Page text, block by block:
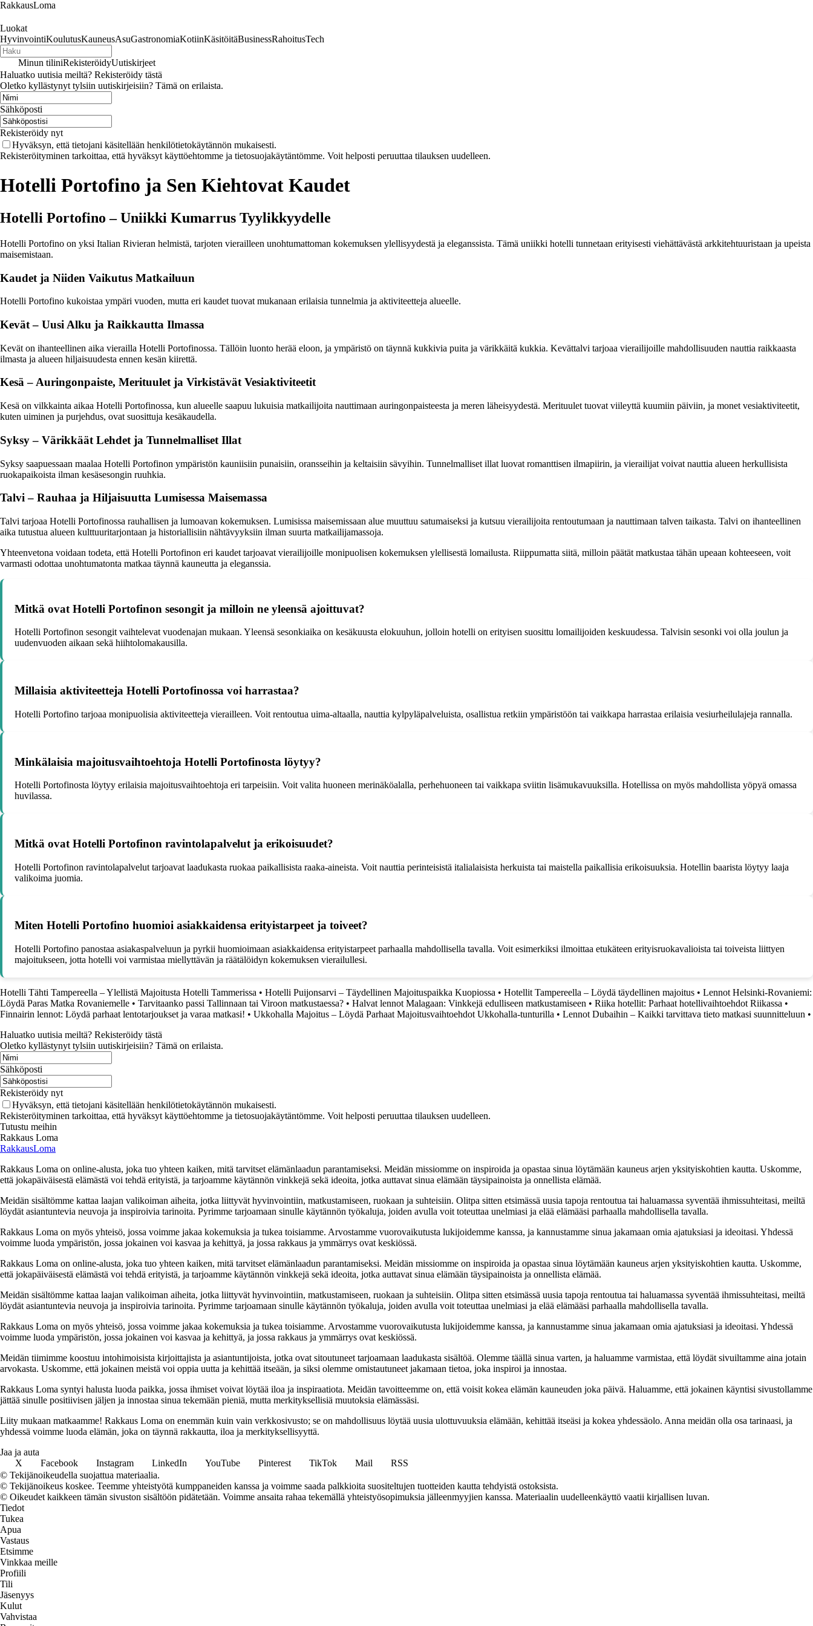
RakkausLoma
Luokat
HyvinvointiKoulutusKauneusAsuGastronomiaKotiinKäsitöitäBusinessRahoitusTech
Minun tiliniRekisteröidyUutiskirjeet
Haluatko uutisia meiltä? Rekisteröidy tästä
Oletko kyllästynyt tylsiin uutiskirjeisiin? Tämä on erilaista.
Sähköposti
Rekisteröidy nyt
Hyväksyn, että tietojani käsitellään henkilötietokäytännön mukaisesti.
Rekisteröityminen tarkoittaa, että hyväksyt käyttöehtomme ja tietosuojakäytäntömme. Voit helposti peruuttaa tilauksen uudelleen.
Hotelli Portofino ja Sen Kiehtovat Kaudet
Hotelli Portofino – Uniikki Kumarrus Tyylikkyydelle
Hotelli Portofino on yksi Italian Rivieran helmistä, tarjoten vierailleen unohtumattoman kokemuksen ylellisyydestä ja eleganssista. Tämä uniikki hotelli tunnetaan erityisesti viehättävästä arkkitehtuuristaan ja upeista
maisemistaan.
Kaudet ja Niiden Vaikutus Matkailuun
Hotelli Portofino kukoistaa ympäri vuoden, mutta eri kaudet tuovat mukanaan erilaisia tunnelmia ja aktiviteetteja alueelle.
Kevät – Uusi Alku ja Raikkautta Ilmassa
Kevät on ihanteellinen aika vierailla Hotelli Portofinossa. Tällöin luonto herää eloon, ja ympäristö on täynnä kukkivia puita ja värikkäitä kukkia. Kevättalvi tarjoaa vierailijoille mahdollisuuden nauttia raikkaasta
ilmasta ja alueen hiljaisuudesta ennen kesän kiirettä.
Kesä – Auringonpaiste, Merituulet ja Virkistävät Vesiaktiviteetit
Kesä on vilkkainta aikaa Hotelli Portofinossa, kun alueelle saapuu lukuisia matkailijoita nauttimaan auringonpaisteesta ja meren läheisyydestä. Merituulet tuovat viileyttä kuumiin päiviin, ja monet vesiaktiviteetit,
kuten uiminen ja purjehdus, ovat suosittuja kesäkaudella.
Syksy – Värikkäät Lehdet ja Tunnelmalliset Illat
Syksy saapuessaan maalaa Hotelli Portofinon ympäristön kauniisiin punaisiin, oransseihin ja keltaisiin sävyihin. Tunnelmalliset illat luovat romanttisen ilmapiirin, ja vierailijat voivat nauttia alueen herkullisista
ruokapaikoista ilman kesäsesongin ruuhkia.
Talvi – Rauhaa ja Hiljaisuutta Lumisessa Maisemassa
Talvi tarjoaa Hotelli Portofinossa rauhallisen ja lumoavan kokemuksen. Lumisissa maisemissaan alue muuttuu satumaiseksi ja kutsuu vierailijoita rentoutumaan ja nauttimaan talven taikasta. Talvi on ihanteellinen
aika tutustua alueen kulttuuritarjontaan ja historiallisiin nähtävyyksiin ilman suurta matkailijamassoja.
Yhteenvetona voidaan todeta, että Hotelli Portofinon eri kaudet tarjoavat vierailijoille monipuolisen kokemuksen ylellisestä lomailusta. Riippumatta siitä, milloin päätät matkustaa tähän upeaan kohteeseen, voit
varmasti odottaa unohtumatonta matkaa täynnä kauneutta ja eleganssia.
Mitkä ovat Hotelli Portofinon sesongit ja milloin ne yleensä ajoittuvat?
Hotelli Portofinon sesongit vaihtelevat vuodenajan mukaan. Yleensä sesonkiaika on kesäkuusta elokuuhun, jolloin hotelli on erityisen suosittu lomailijoiden keskuudessa. Talvisin sesonki voi olla joulun ja
uudenvuoden aikaan sekä hiihtolomakausilla.
Millaisia aktiviteetteja Hotelli Portofinossa voi harrastaa?
Hotelli Portofino tarjoaa monipuolisia aktiviteetteja vierailleen. Voit rentoutua uima-altaalla, nauttia kylpyläpalveluista, osallistua retkiin ympäristöön tai vaikkapa harrastaa erilaisia vesiurheilulajeja rannalla.
Minkälaisia majoitusvaihtoehtoja Hotelli Portofinosta löytyy?
Hotelli Portofinosta löytyy erilaisia majoitusvaihtoehtoja eri tarpeisiin. Voit valita huoneen merinäköalalla, perhehuoneen tai vaikkapa sviitin lisämukavuuksilla. Hotellissa on myös mahdollista yöpyä omassa
huvilassa.
Mitkä ovat Hotelli Portofinon ravintolapalvelut ja erikoisuudet?
Hotelli Portofinon ravintolapalvelut tarjoavat laadukasta ruokaa paikallisista raaka-aineista. Voit nauttia perinteisistä italialaisista herkuista tai maistella paikallisia erikoisuuksia. Hotellin baarista löytyy laaja
valikoima juomia.
Miten Hotelli Portofino huomioi asiakkaidensa erityistarpeet ja toiveet?
Hotelli Portofino panostaa asiakaspalveluun ja pyrkii huomioimaan asiakkaidensa erityistarpeet parhaalla mahdollisella tavalla. Voit esimerkiksi ilmoittaa etukäteen erityisruokavalioista tai toiveista liittyen
majoitukseen, jotta hotelli voi varmistaa miellyttävän ja räätälöidyn kokemuksen vierailullesi.
Hotelli Tähti Tampereella – Ylellistä Majoitusta Hotelli Tammerissa • Hotelli Puijonsarvi – Täydellinen Majoituspaikka Kuopiossa • Hotellit Tampereella – Löydä täydellinen majoitus • Lennot Helsinki-Rovaniemi:
Löydä Paras Matka Rovaniemelle • Tarvitaanko passi Tallinnaan tai Viroon matkustaessa? • Halvat lennot Malagaan: Vinkkejä edulliseen matkustamiseen • Riika hotellit: Parhaat hotellivaihtoehdot Riikassa •
Finnairin lennot: Löydä parhaat lentotarjoukset ja varaa matkasi! • Ukkohalla Majoitus – Löydä Parhaat Majoitusvaihtoehdot Ukkohalla-tunturilla • Lennot Dubaihin – Kaikki tarvittava tieto matkasi suunnitteluun •
Haluatko uutisia meiltä? Rekisteröidy tästä
Oletko kyllästynyt tylsiin uutiskirjeisiin? Tämä on erilaista.
Sähköposti
Rekisteröidy nyt
Hyväksyn, että tietojani käsitellään henkilötietokäytännön mukaisesti.
Rekisteröityminen tarkoittaa, että hyväksyt käyttöehtomme ja tietosuojakäytäntömme. Voit helposti peruuttaa tilauksen uudelleen.
Tutustu meihin
Rakkaus Loma
RakkausLoma
Rakkaus Loma on online-alusta, joka tuo yhteen kaiken, mitä tarvitset elämänlaadun parantamiseksi. Meidän missiomme on inspiroida ja opastaa sinua löytämään kauneus arjen yksityiskohtien kautta. Uskomme,
että jokapäiväisestä elämästä voi tehdä erityistä, ja tarjoamme käytännön vinkkejä sekä ideoita, jotka auttavat sinua elämään täysipainoista ja onnellista elämää.
Meidän sisältömme kattaa laajan valikoiman aiheita, jotka liittyvät hyvinvointiin, matkustamiseen, ruokaan ja suhteisiin. Olitpa sitten etsimässä uusia tapoja rentoutua tai haluamassa syventää ihmissuhteitasi, meiltä
löydät asiantuntevia neuvoja ja inspiroivia tarinoita. Pyrimme tarjoamaan sinulle käytännön työkaluja, joiden avulla voit toteuttaa unelmiasi ja elää elämääsi parhaalla mahdollisella tavalla.
Rakkaus Loma on myös yhteisö, jossa voimme jakaa kokemuksia ja tukea toisiamme. Arvostamme vuorovaikutusta lukijoidemme kanssa, ja kannustamme sinua jakamaan omia ajatuksiasi ja ideoitasi. Yhdessä
voimme luoda ympäristön, jossa jokainen voi kasvaa ja kehittyä, ja jossa rakkaus ja ymmärrys ovat keskiössä.
Rakkaus Loma on online-alusta, joka tuo yhteen kaiken, mitä tarvitset elämänlaadun parantamiseksi. Meidän missiomme on inspiroida ja opastaa sinua löytämään kauneus arjen yksityiskohtien kautta. Uskomme,
että jokapäiväisestä elämästä voi tehdä erityistä, ja tarjoamme käytännön vinkkejä sekä ideoita, jotka auttavat sinua elämään täysipainoista ja onnellista elämää.
Meidän sisältömme kattaa laajan valikoiman aiheita, jotka liittyvät hyvinvointiin, matkustamiseen, ruokaan ja suhteisiin. Olitpa sitten etsimässä uusia tapoja rentoutua tai haluamassa syventää ihmissuhteitasi, meiltä
löydät asiantuntevia neuvoja ja inspiroivia tarinoita. Pyrimme tarjoamaan sinulle käytännön työkaluja, joiden avulla voit toteuttaa unelmiasi ja elää elämääsi parhaalla mahdollisella tavalla.
Rakkaus Loma on myös yhteisö, jossa voimme jakaa kokemuksia ja tukea toisiamme. Arvostamme vuorovaikutusta lukijoidemme kanssa, ja kannustamme sinua jakamaan omia ajatuksiasi ja ideoitasi. Yhdessä
voimme luoda ympäristön, jossa jokainen voi kasvaa ja kehittyä, ja jossa rakkaus ja ymmärrys ovat keskiössä.
Meidän tiimimme koostuu intohimoisista kirjoittajista ja asiantuntijoista, jotka ovat sitoutuneet tarjoamaan laadukasta sisältöä. Olemme täällä sinua varten, ja haluamme varmistaa, että löydät sivuiltamme aina jotain
arvokasta. Uskomme, että jokainen meistä voi oppia uutta ja kehittää itseään, ja siksi olemme omistautuneet jakamaan tietoa, joka inspiroi ja innostaa.
Rakkaus Loma syntyi halusta luoda paikka, jossa ihmiset voivat löytää iloa ja inspiraatiota. Meidän tavoitteemme on, että voisit kokea elämän kauneuden joka päivä. Haluamme, että jokainen käyntisi sivustollamme
jättää sinulle positiivisen jäljen ja innostaa sinua tekemään pieniä, mutta merkityksellisiä muutoksia elämässäsi.
Liity mukaan matkaamme! Rakkaus Loma on enemmän kuin vain verkkosivusto; se on mahdollisuus löytää uusia ulottuvuuksia elämään, kehittää itseäsi ja kokea yhdessäolo. Anna meidän olla osa tarinaasi, ja
yhdessä voimme luoda elämän, joka on täynnä rakkautta, iloa ja merkityksellisyyttä.
Jaa ja auta
X
Facebook Instagram LinkedIn YouTube Pinterest TikTok Mail
RSS
© Tekijänoikeudella suojattua materiaalia.
© Tekijänoikeus koskee. Teemme yhteistyötä kumppaneiden kanssa ja voimme saada palkkioita suositeltujen tuotteiden kautta tehdyistä ostoksista.
© Oikeudet kaikkeen tämän sivuston sisältöön pidätetään. Voimme ansaita rahaa tekemällä yhteistyösopimuksia jälleenmyyjien kanssa. Materiaalin uudelleenkäyttö vaatii kirjallisen luvan.
Tiedot
Tukea
Apua
Vastaus
Etsimme
Vinkkaa meille
Profiili
Tili
Jäsenyys
Kulut
Vahvistaa